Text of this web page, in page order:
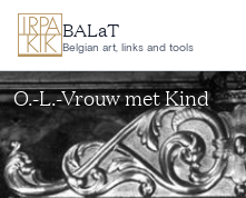
Aller au contenu principal
BALaT
Belgian art, links and tools
O.-L.-Vrouw met Kind